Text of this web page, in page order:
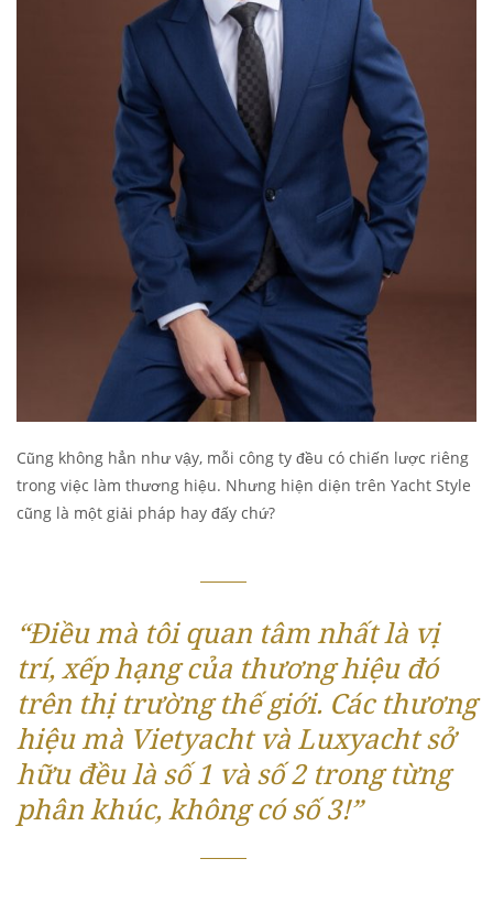
Cũng không hẳn như vậy, mỗi công ty đều có chiến lược riêng
trong việc làm thương hiệu. Nhưng hiện diện trên Yacht Style
cũng là một giải pháp hay đấy chứ?
“Điều mà tôi quan tâm nhất là vị
trí, xếp hạng của thương hiệu đó
trên thị trường thế giới. Các thương
hiệu mà Vietyacht và Luxyacht sở
hữu đều là số 1 và số 2 trong từng
phân khúc, không có số 3!”